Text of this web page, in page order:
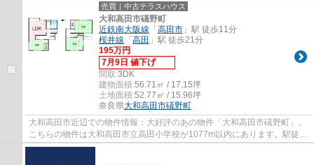
売買｜中古テラスハウス
大和高田市礒野町
近鉄南大阪線 「 高田市 」駅 徒歩11分
桜井線 「 高田 」駅 徒歩21分
195万円
7月9日 値下げ
間取:3DK
建物面積:56.71㎡ / 17.15坪
土地面積:52.77㎡ / 15.96坪
奈良県大和高田市礒野町
大和高田市近辺での物件情報：大好評のあの物件「大和高田市礒野町」。
こちらの物件は大和高田市立高田小学校が1077m以内にあります。駅徒歩
11分の場所にある物件です。経済的なメリッ...